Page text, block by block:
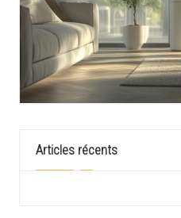
Articles récents